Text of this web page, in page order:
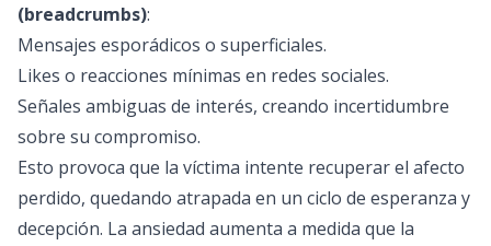
(breadcrumbs):
Mensajes esporádicos o superficiales.
Likes o reacciones mínimas en redes sociales.
Señales ambiguas de interés, creando incertidumbre
sobre su compromiso.
Esto provoca que la víctima intente recuperar el afecto
perdido, quedando atrapada en un ciclo de esperanza y
decepción. La ansiedad aumenta a medida que la